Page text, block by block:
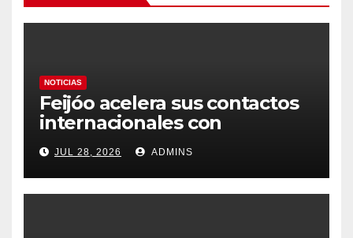
NOTICIAS
Feijóo acelera sus contactos
internacionales con
Latinoamérica como socio
prioritario en su agenda de
gobierno
JUL 28, 2026 ADMINS